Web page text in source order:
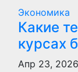
Экономика
Какие
курсах
Апр 23, 2026